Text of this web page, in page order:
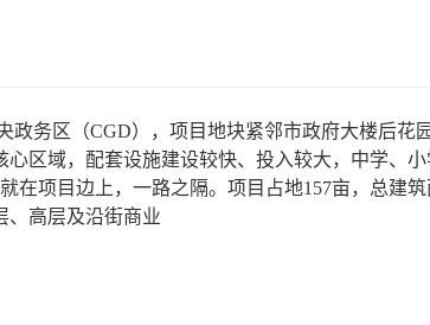
务区（CGD），项目地块紧邻市政府大楼后花
区域，配套设施建设较快、投入较大，中学、小
在项目边上，一路之隔。项目占地157亩，总建筑
、高层及沿街商业